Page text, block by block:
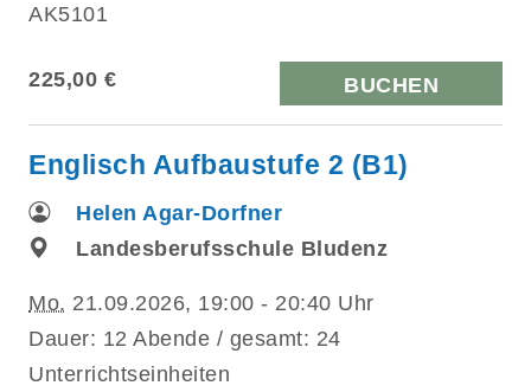
AK5101
225,00 € BUCHEN
Englisch Aufbaustufe 2 (B1)
Helen Agar-Dorfner
Landesberufsschule Bludenz
Mo. 21.09.2026, 19:00 - 20:40 Uhr
Dauer: 12 Abende / gesamt: 24
Unterrichtseinheiten